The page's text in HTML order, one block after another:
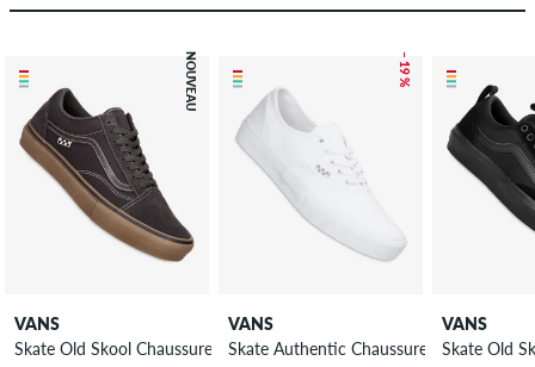
NOUVEAU
VANS
Skate Old Skool Chaussure
– 19 %
VANS
Skate Authentic Chaussure
VANS
Skate Old